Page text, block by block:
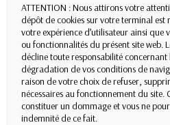
ATTENTION : Nous attirons votre
dépôt de cookies sur votre terminal est
votre expérience d’utilisateur ainsi que
ou fonctionnalités du présent site web.
décline toute responsabilité concernant
dégradation de vos conditions de
raison de votre choix de refuser,
nécessaires au fonctionnement du site.
constituer un dommage et vous ne
indemnité de ce fait.